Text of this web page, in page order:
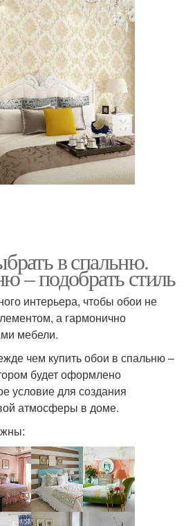
в спальню.
– подобрать стиль
интерьера, чтобы обои не
а гармонично
мебели.
чем купить обои в спальню –
будет оформлено
условие для создания
атмосферы в доме.